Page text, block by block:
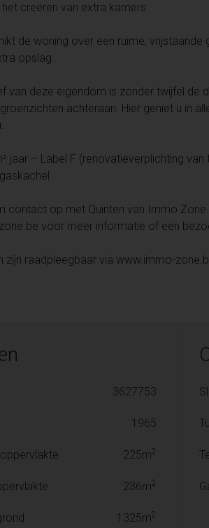
creëren van extra kamers.
de woning over een ruime,
opslag.
van deze eigendom is zonder twijfel de
achteraan. Hier geniet u in
jaar – Label F (renovatieverplichting van
contact op met Quinten van Immo
voor meer informatie of een
zijn raadpleegbaar via www.immo-
3627753
1965
225m2
236m2
1325m2